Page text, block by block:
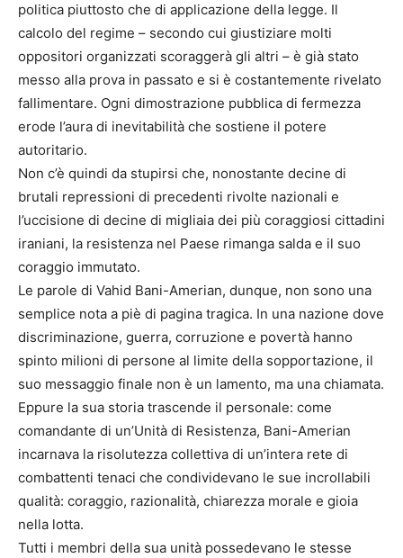
politica piuttosto che di applicazione della legge. Il
calcolo del regime – secondo cui giustiziare molti
oppositori organizzati scoraggerà gli altri – è già stato
messo alla prova in passato e si è costantemente rivelato
fallimentare. Ogni dimostrazione pubblica di fermezza
erode l’aura di inevitabilità che sostiene il potere
autoritario.
Non c’è quindi da stupirsi che, nonostante decine di
brutali repressioni di precedenti rivolte nazionali e
l’uccisione di decine di migliaia dei più coraggiosi cittadini
iraniani, la resistenza nel Paese rimanga salda e il suo
coraggio immutato.
Le parole di Vahid Bani-Amerian, dunque, non sono una
semplice nota a piè di pagina tragica. In una nazione dove
discriminazione, guerra, corruzione e povertà hanno
spinto milioni di persone al limite della sopportazione, il
suo messaggio finale non è un lamento, ma una chiamata.
Eppure la sua storia trascende il personale: come
comandante di un’Unità di Resistenza, Bani-Amerian
incarnava la risolutezza collettiva di un’intera rete di
combattenti tenaci che condividevano le sue incrollabili
qualità: coraggio, razionalità, chiarezza morale e gioia
nella lotta.
Tutti i membri della sua unità possedevano le stesse